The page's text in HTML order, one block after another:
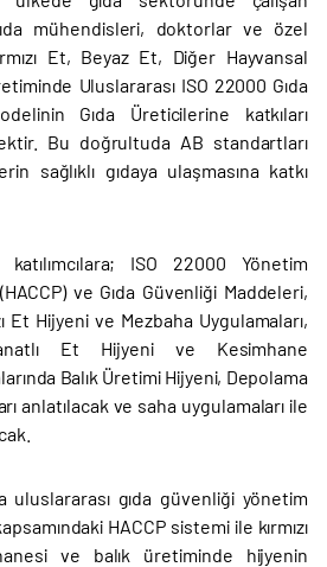
mühendisleri, doktorlar ve özel
Et, Beyaz Et, Diğer Hayvansal
Uluslararası ISO 22000 Gıda
Gıda Üreticilerine katkıları
Bu doğrultuda AB standartları
sağlıklı gıdaya ulaşmasına katkı
katılımcılara; ISO 22000 Yönetim
ve Gıda Güvenliği Maddeleri,
Et Hijyeni ve Mezbaha Uygulamaları,
Et Hijyeni ve Kesimhane
Balık Üretimi Hijyeni, Depolama
anlatılacak ve saha uygulamaları ile
uluslararası gıda güvenliği yönetim
HACCP sistemi ile kırmızı
ve balık üretiminde hijyenin